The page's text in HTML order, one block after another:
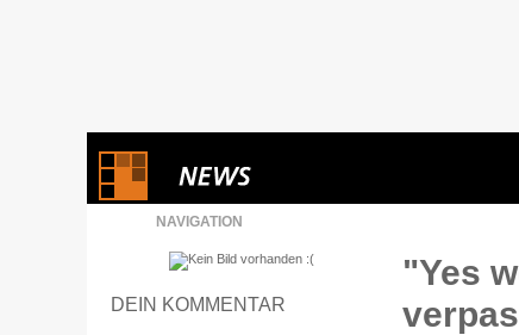
NAVIGATION
DEIN KOMMENTAR
"Yes